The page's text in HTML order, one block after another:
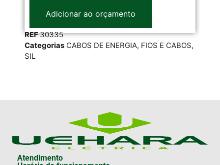
Adicionar ao orçamento
REF30335
Categorias CABOS DE ENERGIA, FIOS E CABOS,
SIL
Atendimento